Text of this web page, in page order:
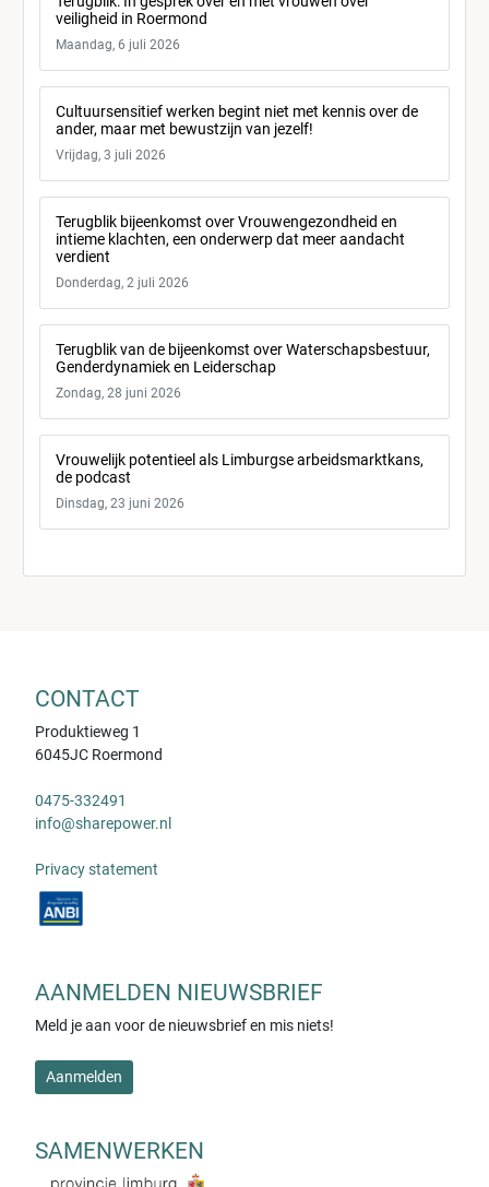
veiligheid in Roermond
Maandag, 6 juli 2026
Cultuursensitief werken begint niet met kennis over de
ander, maar met bewustzijn van jezelf!
Vrijdag, 3 juli 2026
Terugblik bijeenkomst over Vrouwengezondheid en
intieme klachten, een onderwerp dat meer aandacht
verdient
Donderdag, 2 juli 2026
Terugblik van de bijeenkomst over Waterschapsbestuur,
Genderdynamiek en Leiderschap
Zondag, 28 juni 2026
Vrouwelijk potentieel als Limburgse arbeidsmarktkans,
de podcast
Dinsdag, 23 juni 2026
CONTACT
Produktieweg 1
6045JC Roermond
0475-332491
info@sharepower.nl
Privacy statement
AANMELDEN NIEUWSBRIEF
Meld je aan voor de nieuwsbrief en mis niets!
Aanmelden
SAMENWERKEN